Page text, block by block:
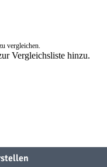
vergleichen.
Vergleichsliste hinzu.